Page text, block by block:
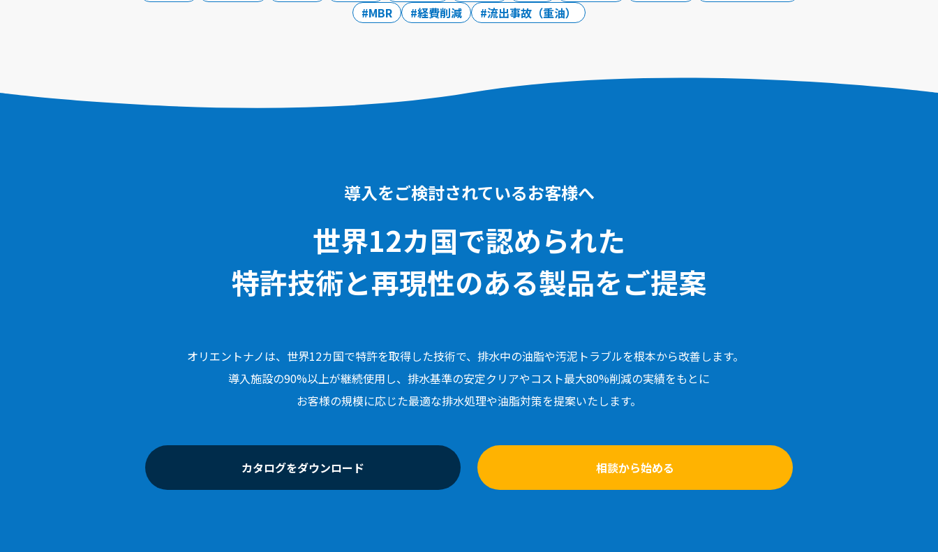
MBR
経費削減 流出事故（重油）
導入をご検討されているお客様へ
世界12カ国で認められた
特許技術と再現性のある製品をご提案
オリエントナノは、世界12カ国で特許を取得した技術で、排水中の油脂や汚泥トラブルを根本から改善します。
導入施設の90%以上が継続使用し、排水基準の安定クリアやコスト最大80%削減の実績をもとに
お客様の規模に応じた最適な排水処理や油脂対策を提案いたします。
カタログをダウンロード 相談から始める